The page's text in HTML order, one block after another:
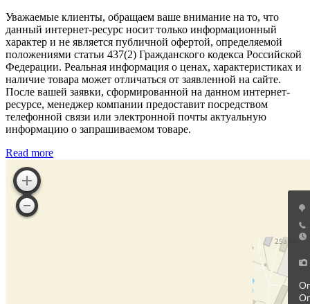
Уважаемые клиенты, обращаем ваше внимание на то, что
данный интернет-ресурс носит только информационный
характер и не является публичной офертой, определяемой
положениями статьи 437(2) Гражданского кодекса Российской
Федерации. Реальная информация о ценах, характеристиках и
наличие товара может отличаться от заявленной на сайте.
После вашей заявки, сформированной на данном интернет-
ресурсе, менеджер компании предоставит посредством
телефонной связи или электронной почты актуальную
информацию о запрашиваемом товаре.
Read more